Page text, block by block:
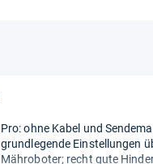
Pro: ohne Kabel und
grundlegende Einstellungen
Mähroboter; recht gute